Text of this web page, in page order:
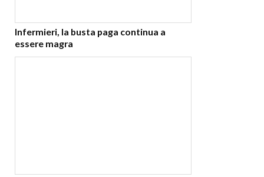
Infermieri, la busta paga continua a
essere magra